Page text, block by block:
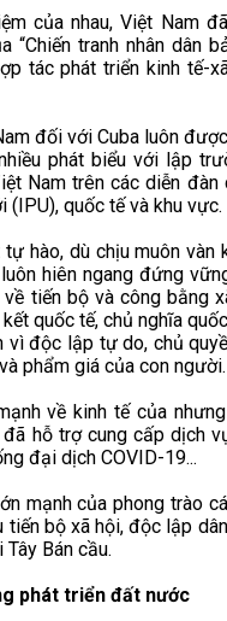
của nhau, Việt Nam
“Chiến tranh nhân dân
tác phát triển kinh tế-
đối với Cuba luôn
phát biểu với lập
Nam trên các diễn đàn
(IPU), quốc tế và khu vực.
hào, dù chịu muôn vàn
hiên ngang đứng
tiến bộ và công bằng
quốc tế, chủ nghĩa
vì độc lập tự do, chủ
phẩm giá của con người.
về kinh tế của
đã hỗ trợ cung cấp dịch
đại dịch COVID-19...
mạnh của phong trào
tiến bộ xã hội, độc lập
Bán cầu.
phát triển đất nước